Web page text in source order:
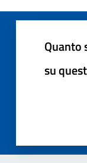
Quanto
su